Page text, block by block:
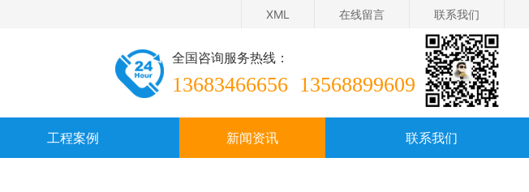
联系我们
在线留言
XML
全国咨询服务热线：
13683466656 13568899609
工程案例 新闻资讯 联系我们